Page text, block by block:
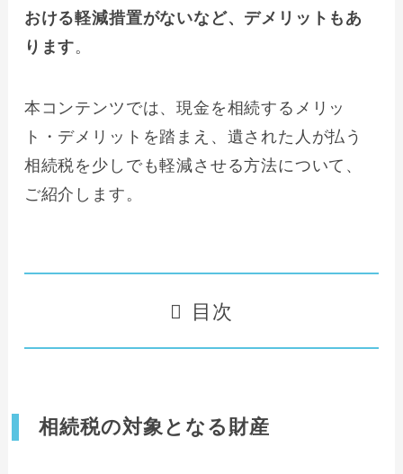
おける軽減措置がないなど、デメリットもあ
ります。
本コンテンツでは、現金を相続するメリッ
ト・デメリットを踏まえ、遺された人が払う
相続税を少しでも軽減させる方法について、
ご紹介します。
目次
相続税の対象となる財産